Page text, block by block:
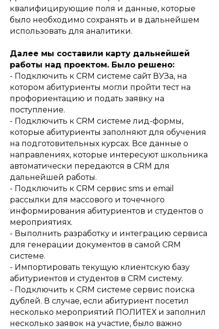
квалифицирующие поля и данные, которые
было необходимо сохранять и в дальнейшем
использовать для аналитики.
Далее мы составили карту дальнейшей
работы над проектом. Было решено:
- Подключить к CRM системе сайт ВУЗа, на
котором абитуриенты могли пройти тест на
профориентацию и подать заявку на
поступление.
- Подключить к CRM системе лид-формы,
которые абитуриенты заполняют для обучения
на подготовительных курсах. Все данные о
направлениях, которые интересуют школьника
автоматически передаются в CRM для
дальнейшей работы.
- Подключить к CRM сервис sms и email
рассылки для массового и точечного
информирования абитуриентов и студентов о
мероприятиях.
- Выполнить разработку и интеграцию сервиса
для генерации документов в самой CRM
системе.
- Импортировать текущую клиентскую базу
абитуриентов и студентов в CRM систему.
- Подключить к CRM системе сервис поиска
дублей. В случае, если абитуриент посетил
несколько мероприятий ПОЛИТЕХ и заполнил
несколько заявок на участие, было важно